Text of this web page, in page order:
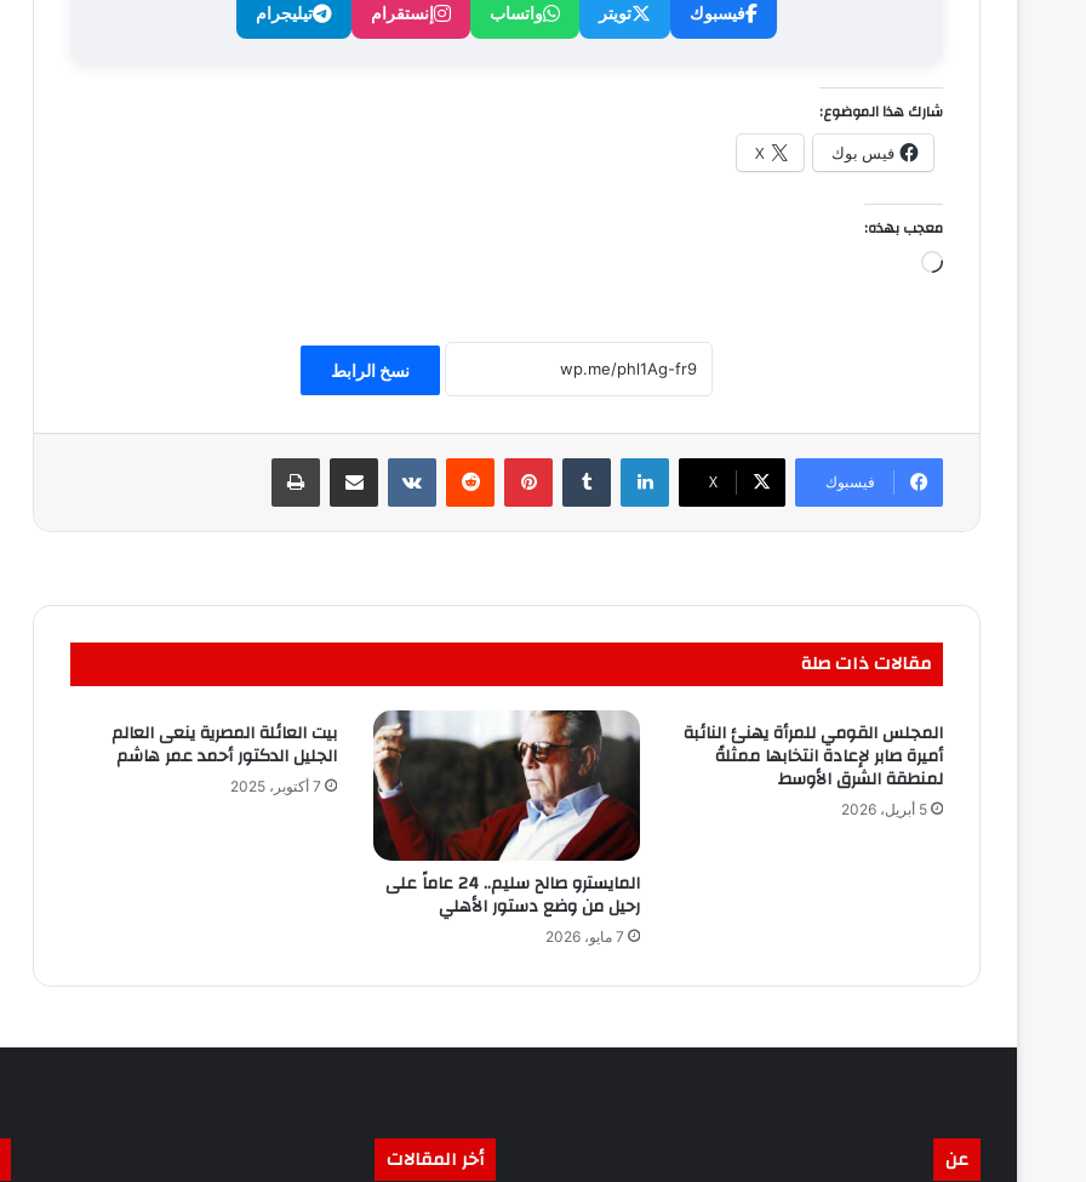
فيسبوك تويتر واتساب إنستقرام تيليجرام
شارك هذا الموضوع:
فيس بوك X
معجب بهذه:
جاري
نسخ الرابط
فيسبوك ‫X
لينكدإن بينتيريست مشاركة عبر البريد طباعة
مقالات ذات صلة
المجلس القومي للمرأة يهنئ النائبة
أميرة صابر لإعادة انتخابها ممثلةً
لمنطقة الشرق الأوسط
5 أبريل، 2026
المايسترو صالح سليم.. 24 عاماً على
رحيل من وضع دستور الأهلي
7 مايو، 2026
بيت العائلة المصرية ينعى العالم
الجليل الدكتور أحمد عمر هاشم
7 أكتوبر، 2025
عن أخر المقالات